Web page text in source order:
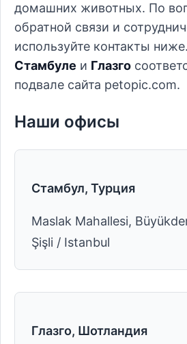
домашних животных. По
обратной связи и
используйте контакты
Стамбуле и Глазго
подвале сайта petopic.com.
Наши офисы
Стамбул, Турция
Maslak Mahallesi,
Şişli / Istanbul
Глазго, Шотландия